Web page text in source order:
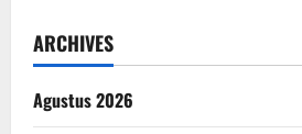
ARCHIVES
Agustus 2026